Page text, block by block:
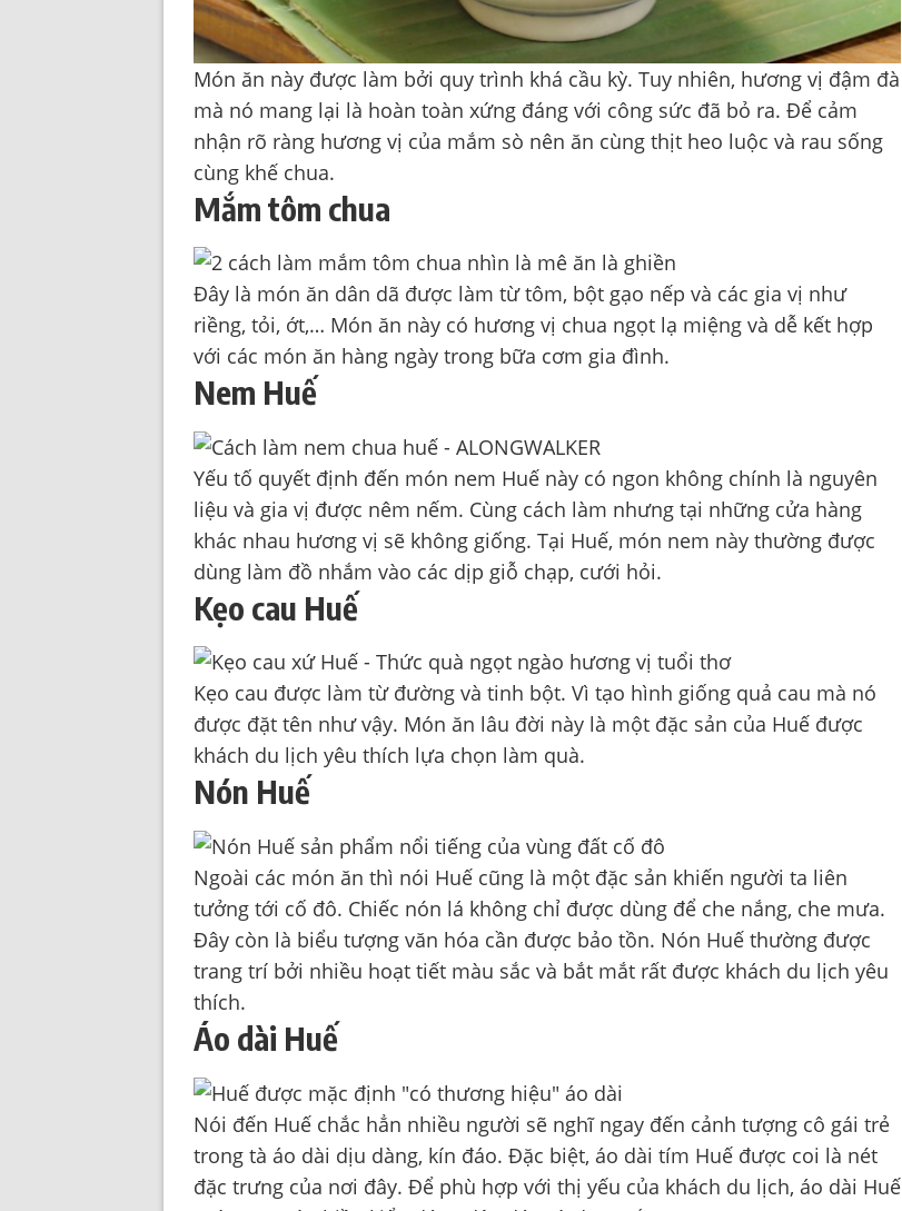
Món ăn này được làm bởi quy trình khá cầu kỳ. Tuy nhiên, hương vị đậm đà
mà nó mang lại là hoàn toàn xứng đáng với công sức đã bỏ ra. Để cảm
nhận rõ ràng hương vị của mắm sò nên ăn cùng thịt heo luộc và rau sống
cùng khế chua.
Mắm tôm chua
Đây là món ăn dân dã được làm từ tôm, bột gạo nếp và các gia vị như
riềng, tỏi, ớt,… Món ăn này có hương vị chua ngọt lạ miệng và dễ kết hợp
với các món ăn hàng ngày trong bữa cơm gia đình.
Nem Huế
Yếu tố quyết định đến món nem Huế này có ngon không chính là nguyên
liệu và gia vị được nêm nếm. Cùng cách làm nhưng tại những cửa hàng
khác nhau hương vị sẽ không giống. Tại Huế, món nem này thường được
dùng làm đồ nhắm vào các dịp giỗ chạp, cưới hỏi.
Kẹo cau Huế
Kẹo cau được làm từ đường và tinh bột. Vì tạo hình giống quả cau mà nó
được đặt tên như vậy. Món ăn lâu đời này là một đặc sản của Huế được
khách du lịch yêu thích lựa chọn làm quà.
Nón Huế
Ngoài các món ăn thì nói Huế cũng là một đặc sản khiến người ta liên
tưởng tới cố đô. Chiếc nón lá không chỉ được dùng để che nắng, che mưa.
Đây còn là biểu tượng văn hóa cần được bảo tồn. Nón Huế thường được
trang trí bởi nhiều hoạt tiết màu sắc và bắt mắt rất được khách du lịch yêu
thích.
Áo dài Huế
Nói đến Huế chắc hẳn nhiều người sẽ nghĩ ngay đến cảnh tượng cô gái trẻ
trong tà áo dài dịu dàng, kín đáo. Đặc biệt, áo dài tím Huế được coi là nét
đặc trưng của nơi đây. Để phù hợp với thị yếu của khách du lịch, áo dài Huế